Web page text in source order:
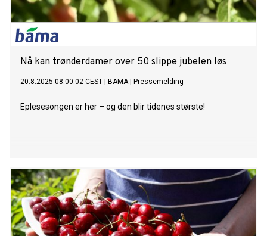
Nå kan trønderdamer over 50 slippe jubelen løs
20.8.2025 08:00:02 CEST BAMA| Pressemelding
Eplesesongen er her – og den blir tidenes største!